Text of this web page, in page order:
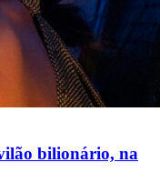
bilionário, na